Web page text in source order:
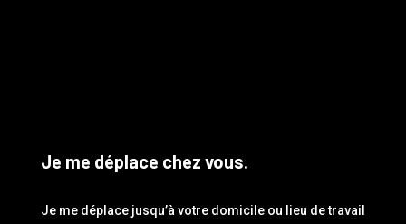
Je me déplace chez vous.
Je me déplace jusqu’à votre domicile ou lieu de travail